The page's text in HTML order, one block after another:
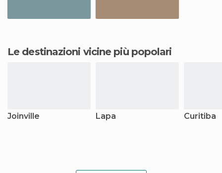
Le destinazioni vicine più popolari
Joinville Lapa Curitiba